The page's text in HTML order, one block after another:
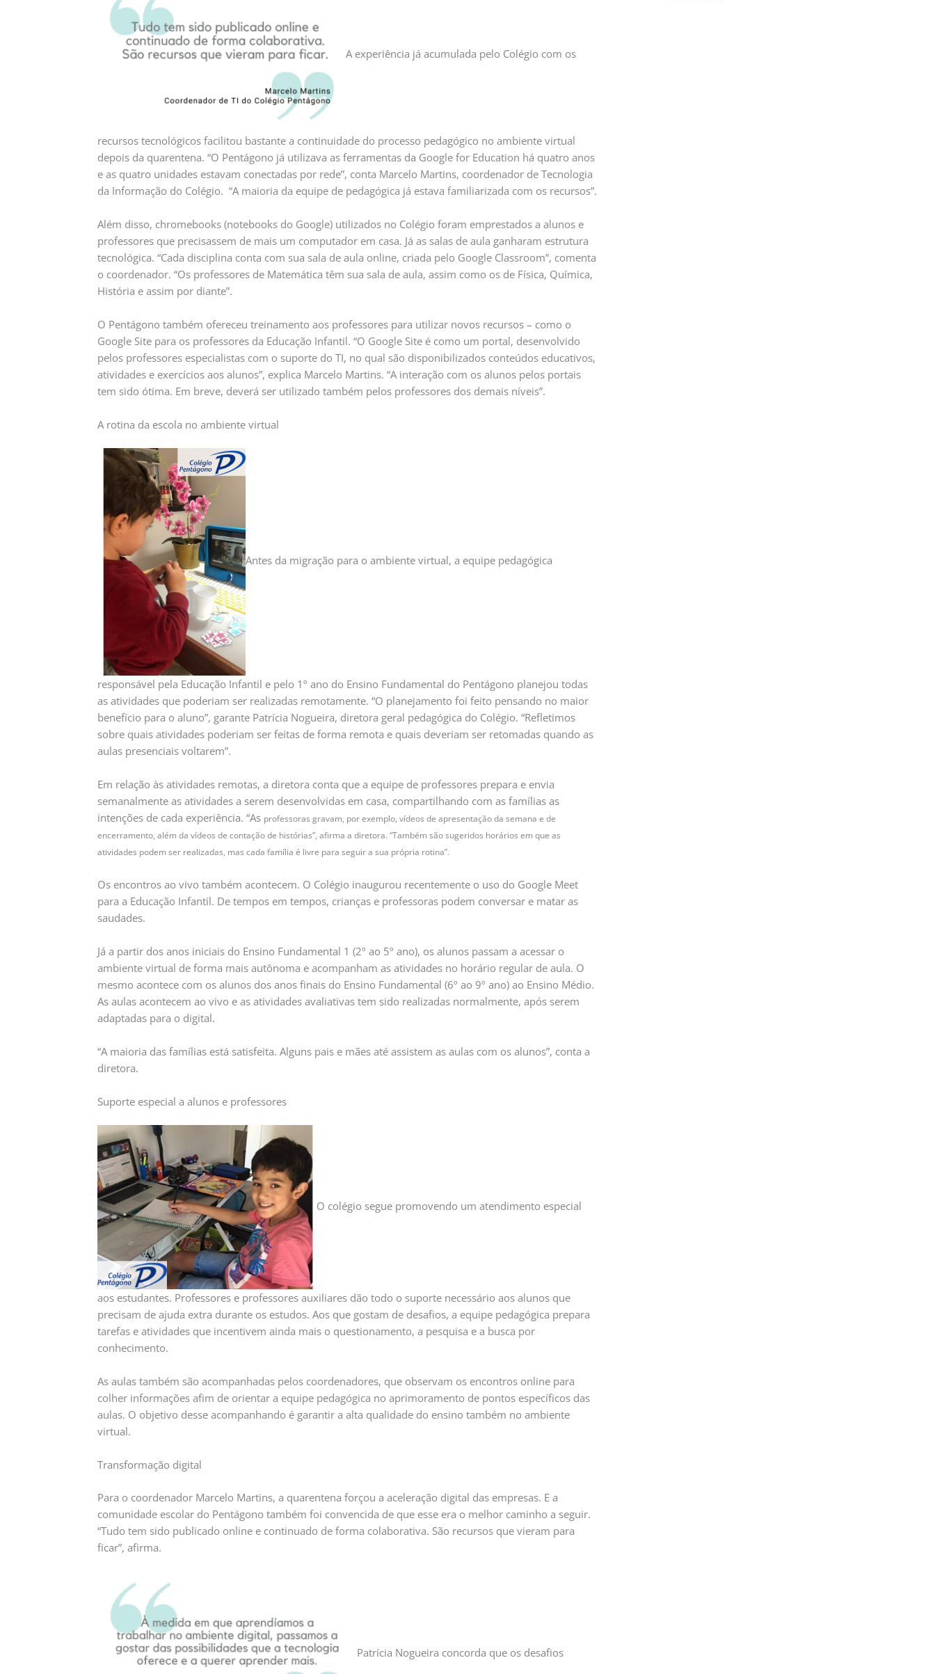
A experiência já acumulada pelo Colégio com os
recursos tecnológicos facilitou bastante a continuidade do processo pedagógico no ambiente virtual
depois da quarentena. “O Pentágono já utilizava as ferramentas da Google for Education há quatro anos
e as quatro unidades estavam conectadas por rede”, conta Marcelo Martins, coordenador de Tecnologia
da Informação do Colégio. “A maioria da equipe de pedagógica já estava familiarizada com os recursos”.
Além disso, chromebooks (notebooks do Google) utilizados no Colégio foram emprestados a alunos e
professores que precisassem de mais um computador em casa. Já as salas de aula ganharam estrutura
tecnológica. “Cada disciplina conta com sua sala de aula online, criada pelo Google Classroom”, comenta
o coordenador. “Os professores de Matemática têm sua sala de aula, assim como os de Física, Química,
História e assim por diante”.
O Pentágono também ofereceu treinamento aos professores para utilizar novos recursos – como o
Google Site para os professores da Educação Infantil. “O Google Site é como um portal, desenvolvido
pelos professores especialistas com o suporte do TI, no qual são disponibilizados conteúdos educativos,
atividades e exercícios aos alunos”, explica Marcelo Martins. “A interação com os alunos pelos portais
tem sido ótima. Em breve, deverá ser utilizado também pelos professores dos demais níveis”.
A rotina da escola no ambiente virtual
Antes da migração para o ambiente virtual, a equipe pedagógica
responsável pela Educação Infantil e pelo 1º ano do Ensino Fundamental do Pentágono planejou todas
as atividades que poderiam ser realizadas remotamente. “O planejamento foi feito pensando no maior
benefício para o aluno”, garante Patrícia Nogueira, diretora geral pedagógica do Colégio. “Refletimos
sobre quais atividades poderiam ser feitas de forma remota e quais deveriam ser retomadas quando as
aulas presenciais voltarem”.
Em relação às atividades remotas, a diretora conta que a equipe de professores prepara e envia
semanalmente as atividades a serem desenvolvidas em casa, compartilhando com as famílias as
intenções de cada experiência. “As professoras gravam, por exemplo, vídeos de apresentação da semana e de
encerramento, além da vídeos de contação de histórias”, afirma a diretora. “Também são sugeridos horários em que as
atividades podem ser realizadas, mas cada família é livre para seguir a sua própria rotina”.
Os encontros ao vivo também acontecem. O Colégio inaugurou recentemente o uso do Google Meet
para a Educação Infantil. De tempos em tempos, crianças e professoras podem conversar e matar as
saudades.
Já a partir dos anos iniciais do Ensino Fundamental 1 (2º ao 5º ano), os alunos passam a acessar o
ambiente virtual de forma mais autônoma e acompanham as atividades no horário regular de aula. O
mesmo acontece com os alunos dos anos finais do Ensino Fundamental (6º ao 9º ano) ao Ensino Médio.
As aulas acontecem ao vivo e as atividades avaliativas tem sido realizadas normalmente, após serem
adaptadas para o digital.
“A maioria das famílias está satisfeita. Alguns pais e mães até assistem as aulas com os alunos”, conta a
diretora.
Suporte especial a alunos e professores
O colégio segue promovendo um atendimento especial
aos estudantes. Professores e professores auxiliares dão todo o suporte necessário aos alunos que
precisam de ajuda extra durante os estudos. Aos que gostam de desafios, a equipe pedagógica prepara
tarefas e atividades que incentivem ainda mais o questionamento, a pesquisa e a busca por
conhecimento.
As aulas também são acompanhadas pelos coordenadores, que observam os encontros online para
colher informações afim de orientar a equipe pedagógica no aprimoramento de pontos específicos das
aulas. O objetivo desse acompanhando é garantir a alta qualidade do ensino também no ambiente
virtual.
Transformação digital
Para o coordenador Marcelo Martins, a quarentena forçou a aceleração digital das empresas. E a
comunidade escolar do Pentágono também foi convencida de que esse era o melhor caminho a seguir.
“Tudo tem sido publicado online e continuado de forma colaborativa. São recursos que vieram para
ficar”, afirma.
Patrícia Nogueira concorda que os desafios